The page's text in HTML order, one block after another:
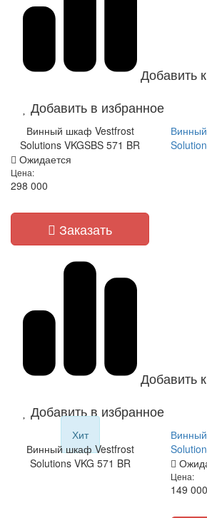
Добавить
Добавить в избранное
Винный шкаф Vestfrost
Solutions VKGSBS 571 BR
Ожидается
Цена:
298 000
Заказать
Добавить
Добавить в избранное
Хит
Винный шкаф Vestfrost
Solutions VKG 571 BR
Цена:
149 000